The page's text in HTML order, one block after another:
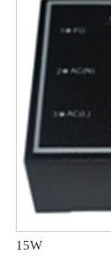
大优选配套供应商
术交流会
下帷幕
15W